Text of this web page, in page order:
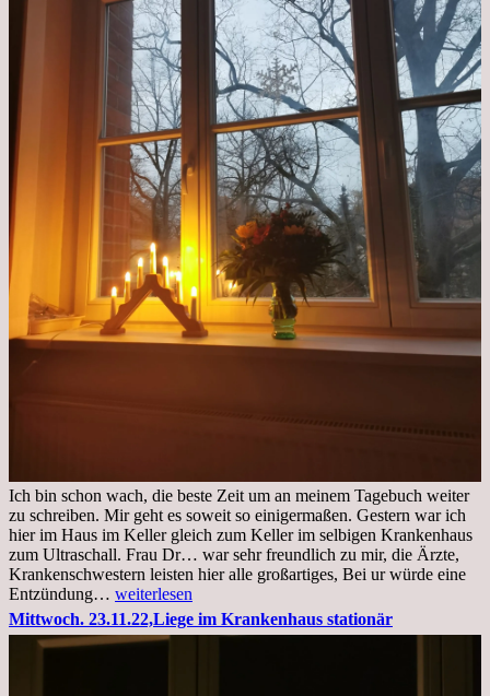
Ich bin schon wach, die beste Zeit um an meinem Tagebuch weiter
zu schreiben. Mir geht es soweit so einigermaßen. Gestern war ich
hier im Haus im Keller gleich zum Keller im selbigen Krankenhaus
zum Ultraschall. Frau Dr… war sehr freundlich zu mir, die Ärzte,
Krankenschwestern leisten hier alle großartiges, Bei ur würde eine
Entzündung… Freitag,
25.11.2022
Kleines
weiterlesen
Mittwoch. 23.11.22,Liege im Krankenhaus stationär